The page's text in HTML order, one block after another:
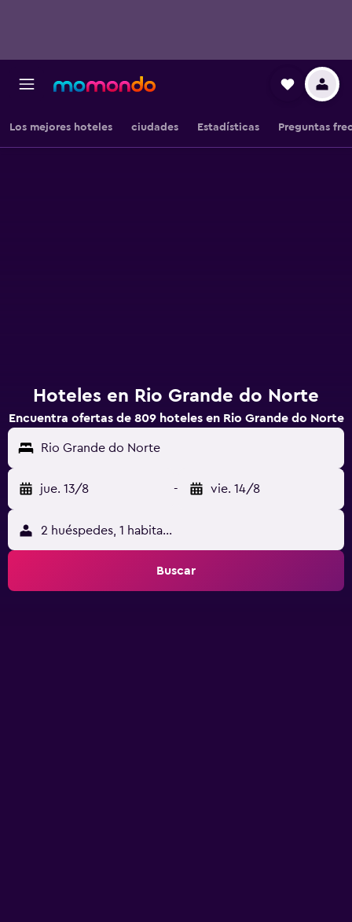
Los mejores hoteles ciudades Estadísticas Preguntas
Hoteles en Rio Grande do Norte
Encuentra ofertas de 809 hoteles en Rio Grande do Norte
Rio Grande do Norte
jue. 13/8 - vie. 14/8
2 huéspedes, 1 habitación
Buscar